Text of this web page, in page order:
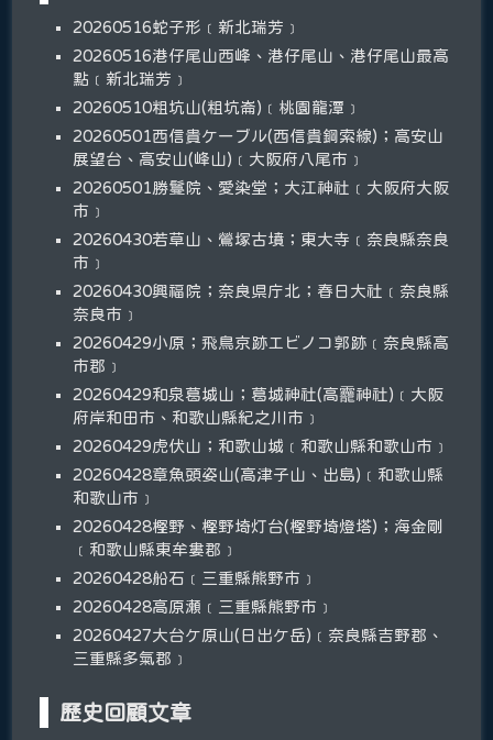
20260516蛇子形﹝新北瑞芳﹞
20260516港仔尾山西峰、港仔尾山、港仔尾山最高
點﹝新北瑞芳﹞
20260510粗坑山(粗坑崙)﹝桃園龍潭﹞
20260501西信貴ケーブル(西信貴鋼索線)；高安山
展望台、高安山(峰山)﹝大阪府八尾市﹞
20260501勝鬘院、愛染堂；大江神社﹝大阪府大阪
市﹞
20260430若草山、鶯塚古墳；東大寺﹝奈良縣奈良
市﹞
20260430興福院；奈良県庁北；春日大社﹝奈良縣
奈良市﹞
20260429小原；飛鳥京跡エビノコ郭跡﹝奈良縣高
市郡﹞
20260429和泉葛城山；葛城神社(高龗神社)﹝大阪
府岸和田市、和歌山縣紀之川市﹞
20260429虎伏山；和歌山城﹝和歌山縣和歌山市﹞
20260428章魚頭姿山(高津子山、出島)﹝和歌山縣
和歌山市﹞
20260428樫野、樫野埼灯台(樫野埼燈塔)；海金剛
﹝和歌山縣東牟婁郡﹞
20260428船石﹝三重縣熊野市﹞
20260428高原瀬﹝三重縣熊野市﹞
20260427大台ケ原山(日出ケ岳)﹝奈良縣吉野郡、
三重縣多氣郡﹞
歷史回顧文章